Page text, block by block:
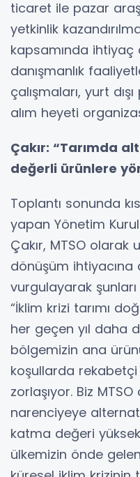
ticaret ile pazar
yetkinlik
kapsamında
danışmanlık
çalışmaları, yurt
alım heyeti
Çakır: “Tarımda
değerli ürünlere
Toplantı sonunda
yapan Yönetim
Çakır, MTSO olarak
dönüşüm ihtiyacına
vurgulayarak
“İklim krizi tarımı
her geçen yıl daha
bölgemizin ana
koşullarda rekabetçi
zorlaşıyor. Biz
narenciyeye
katma değeri
ülkemizin önde